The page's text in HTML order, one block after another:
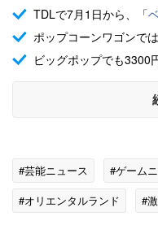
TDLで7月1日から、「
ポップコーンワゴンで
ビッグポップでも3300
#芸能ニュース #ゲーム
#オリエンタルランド
#